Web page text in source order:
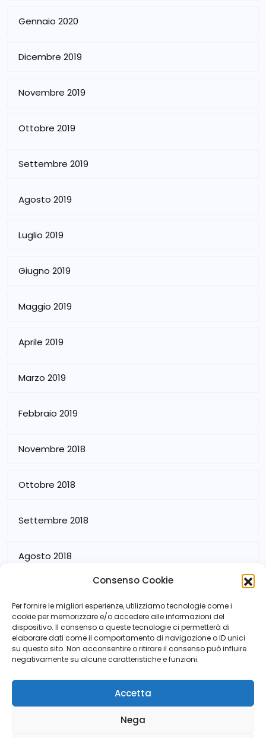
Consenso Cookie
Per fornire le migliori esperienze, utilizziamo tecnologie come i
cookie per memorizzare e/o accedere alle informazioni del
dispositivo. Il consenso a queste tecnologie ci permetterà di
elaborare dati come il comportamento di navigazione o ID unici
su questo sito. Non acconsentire o ritirare il consenso può influire
negativamente su alcune caratteristiche e funzioni.
Accetta
Nega
Gennaio 2020
Dicembre 2019
Novembre 2019
Ottobre 2019
Settembre 2019
Agosto 2019
Luglio 2019
Giugno 2019
Maggio 2019
Aprile 2019
Marzo 2019
Febbraio 2019
Novembre 2018
Ottobre 2018
Settembre 2018
Agosto 2018